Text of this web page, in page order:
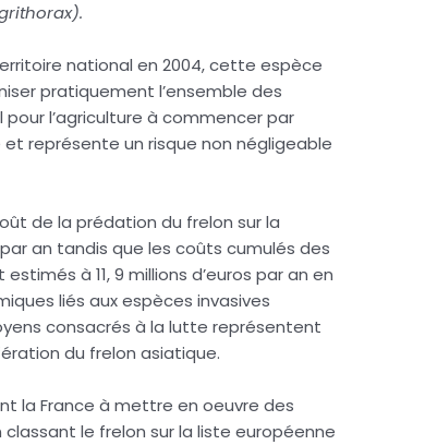
national en 2004, cette espèce
pratiquement l’ensemble des
l’agriculture à commencer par
représente un risque non négligeable
de la prédation du frelon sur la
an tandis que les coûts cumulés des
à 11, 9 millions d’euros par an en
liés aux espèces invasives
consacrés à la lutte représentent
du frelon asiatique.
la France à mettre en oeuvre des
le frelon sur la liste européenne